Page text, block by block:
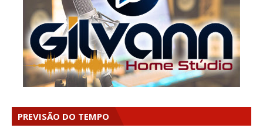
PREVISÃO DO TEMPO